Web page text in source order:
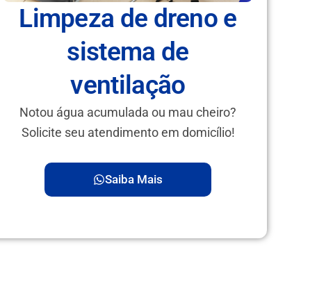
Limpeza de dreno e
sistema de
ventilação
Notou água acumulada ou mau cheiro?
Solicite seu atendimento em domicílio!
Saiba Mais